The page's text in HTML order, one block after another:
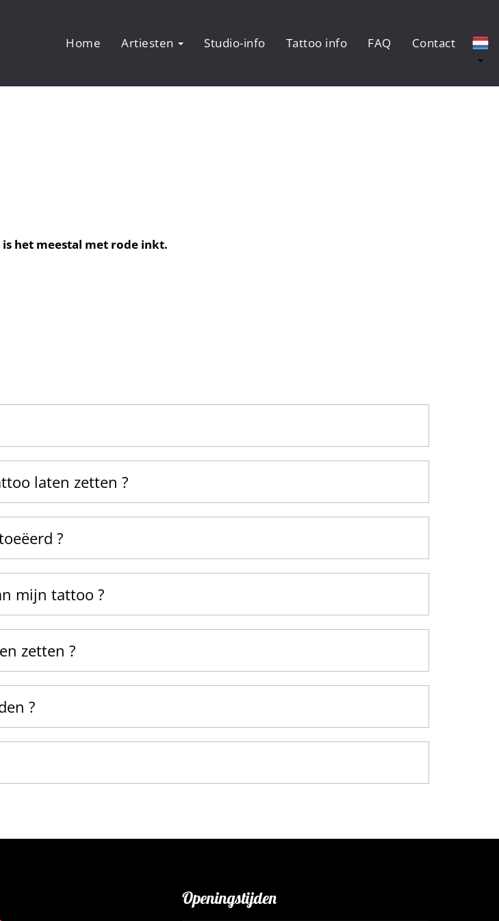
Home Artiesten Studio-info Tattoo info FAQ Contact
het meestal met rode inkt.
laten zetten ?
?
mijn tattoo ?
zetten ?
?
Openingstijden